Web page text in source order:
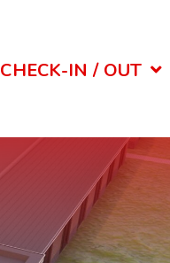
CHECK-IN / OUT